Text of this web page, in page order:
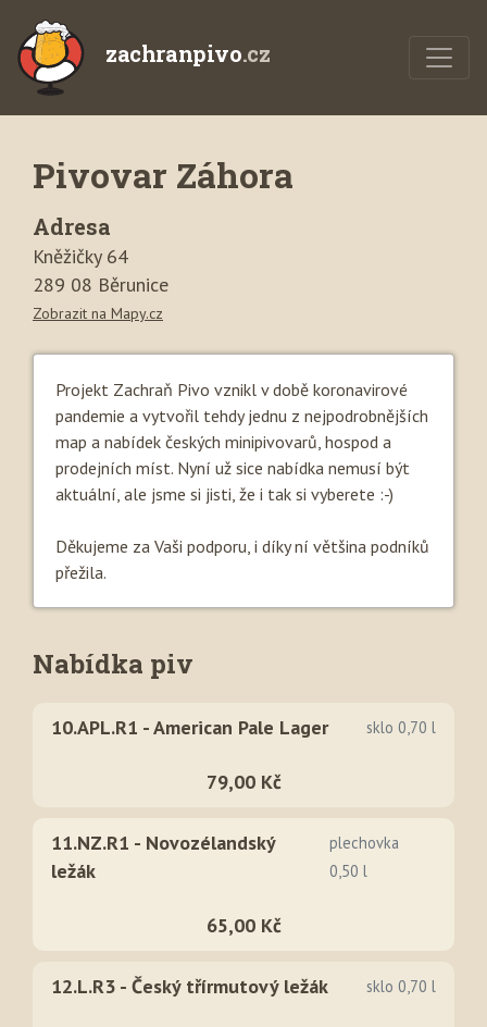
zachranpivo.cz
Pivovar Záhora
Adresa
Kněžičky 64
289 08 Běrunice
Zobrazit na Mapy.cz
Projekt Zachraň Pivo vznikl v době koronavirové
pandemie a vytvořil tehdy jednu z nejpodrobnějších
map a nabídek českých minipivovarů, hospod a
prodejních míst. Nyní už sice nabídka nemusí být
aktuální, ale jsme si jisti, že i tak si vyberete :-)
Děkujeme za Vaši podporu, i díky ní většina podníků
přežila.
Nabídka piv
10.APL.R1 - American Pale Lager sklo 0,70 l
79,00 Kč
11.NZ.R1 - Novozélandský
ležák
plechovka
0,50 l
65,00 Kč
12.L.R3 - Český třírmutový ležák sklo 0,70 l